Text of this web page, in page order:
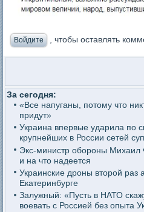
Войдите , чтобы оставлять
За сегодня:
«Все напуганы, потому что
придут»
Украина впервые ударила по
крупнейших в России сетей
Экс-министр обороны Михаил
и на что надеется
Украинские дроны второй раз
Екатеринбурге
Залужный: «Пусть в НАТО
воевать с Россией без опыта